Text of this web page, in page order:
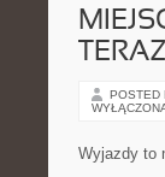
POSTED
Wyjazdy to